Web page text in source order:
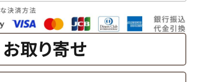
お取り寄せ